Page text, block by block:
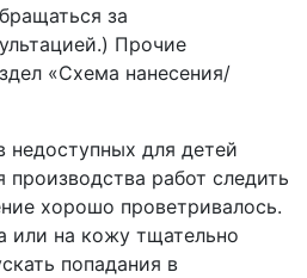
за
Прочие
«Схема нанесения/
недоступных для детей
работ следить
хорошо проветривалось.
или на кожу тщательно
попадания в